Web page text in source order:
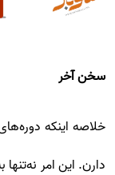
سخن آخر
خلاصه اینکه
دارن. این امر